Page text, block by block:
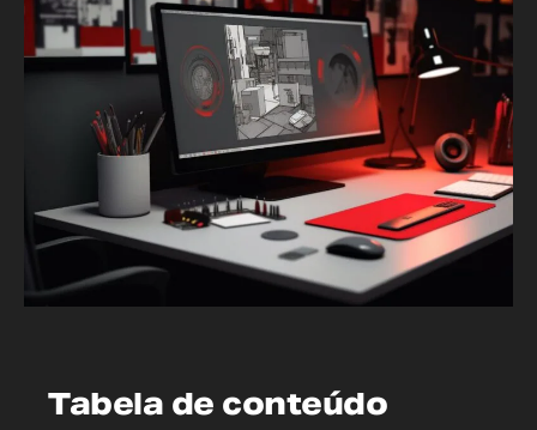
Tabela de conteúdo